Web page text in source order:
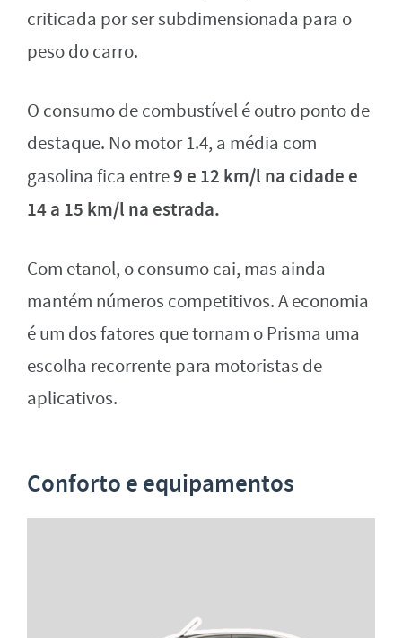
criticada por ser subdimensionada para o
peso do carro.
O consumo de combustível é outro ponto de
destaque. No motor 1.4, a média com
gasolina fica entre9 e 12 km/l na cidade e
14 a 15 km/l na estrada.
Com etanol, o consumo cai, mas ainda
mantém números competitivos. A economia
é um dos fatores que tornam o Prisma uma
escolha recorrente para motoristas de
aplicativos.
Conforto e equipamentos